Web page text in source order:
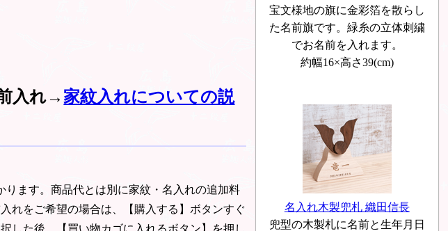
入れ→家紋入れについての説
ます。商品代とは別に家紋・名入れの追加料
れをご希望の場合は、【購入する】ボタンすぐ
宝文様地の旗に金彩箔を散らし
た名前旗です。緑糸の立体刺繍
でお名前を入れます。
約幅16×高さ39(cm)
名入れ木製兜札 織田信長
兜型の木製札に名前と生年月日